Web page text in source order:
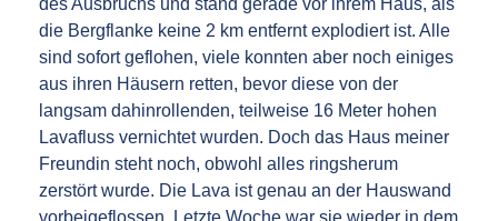
des Ausbruchs und stand gerade vor ihrem Haus, als
die Bergflanke keine 2 km entfernt explodiert ist. Alle
sind sofort geflohen, viele konnten aber noch einiges
aus ihren Häusern retten, bevor diese von der
langsam dahinrollenden, teilweise 16 Meter hohen
Lavafluss vernichtet wurden. Doch das Haus meiner
Freundin steht noch, obwohl alles ringsherum
zerstört wurde. Die Lava ist genau an der Hauswand
vorbeigeflossen. Letzte Woche war sie wieder in dem